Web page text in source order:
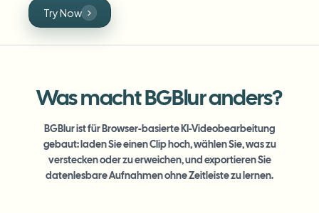
Try Now
Was macht BGBlur anders?
BGBlur ist für Browser-basierte KI-Videobearbeitung
gebaut: laden Sie einen Clip hoch, wählen Sie, was zu
verstecken oder zu erweichen, und exportieren Sie
datenlesbare Aufnahmen ohne Zeitleiste zu lernen.